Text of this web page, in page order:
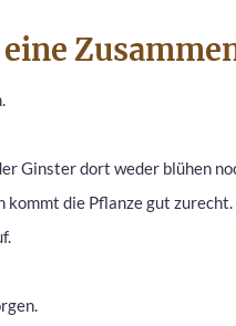
Ginster dort weder blühen
kommt die Pflanze gut zurecht.